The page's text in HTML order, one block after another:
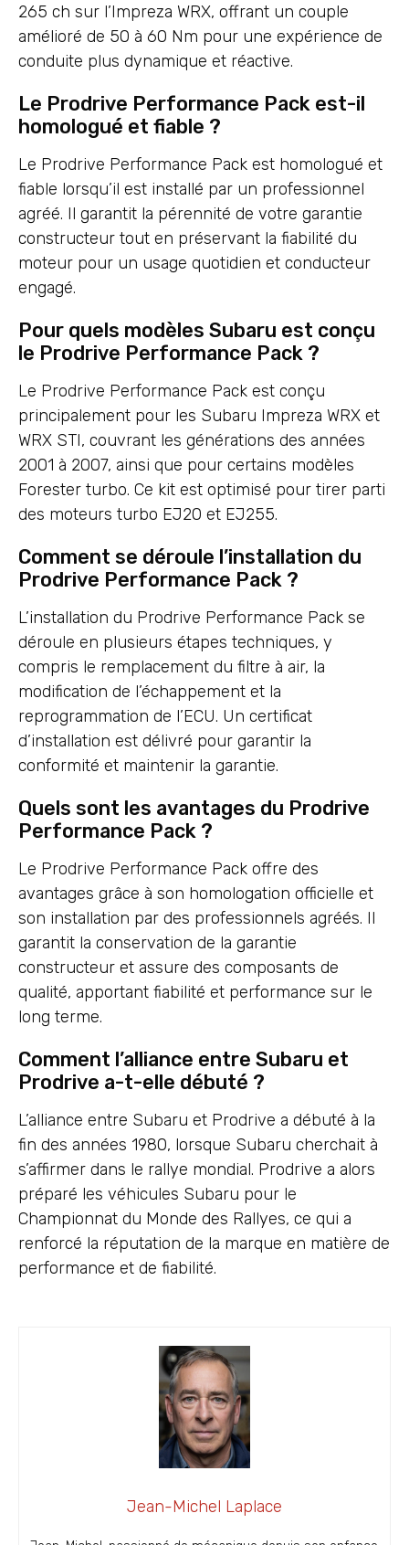
265 ch sur l’Impreza WRX, offrant un couple
amélioré de 50 à 60 Nm pour une expérience de
conduite plus dynamique et réactive.
Le Prodrive Performance Pack est-il
homologué et fiable ?
Le Prodrive Performance Pack est homologué et
fiable lorsqu’il est installé par un professionnel
agréé. Il garantit la pérennité de votre garantie
constructeur tout en préservant la fiabilité du
moteur pour un usage quotidien et conducteur
engagé.
Pour quels modèles Subaru est conçu
le Prodrive Performance Pack ?
Le Prodrive Performance Pack est conçu
principalement pour les Subaru Impreza WRX et
WRX STI, couvrant les générations des années
2001 à 2007, ainsi que pour certains modèles
Forester turbo. Ce kit est optimisé pour tirer parti
des moteurs turbo EJ20 et EJ255.
Comment se déroule l’installation du
Prodrive Performance Pack ?
L’installation du Prodrive Performance Pack se
déroule en plusieurs étapes techniques, y
compris le remplacement du filtre à air, la
modification de l’échappement et la
reprogrammation de l’ECU. Un certificat
d’installation est délivré pour garantir la
conformité et maintenir la garantie.
Quels sont les avantages du Prodrive
Performance Pack ?
Le Prodrive Performance Pack offre des
avantages grâce à son homologation officielle et
son installation par des professionnels agréés. Il
garantit la conservation de la garantie
constructeur et assure des composants de
qualité, apportant fiabilité et performance sur le
long terme.
Comment l’alliance entre Subaru et
Prodrive a-t-elle débuté ?
L’alliance entre Subaru et Prodrive a débuté à la
fin des années 1980, lorsque Subaru cherchait à
s’affirmer dans le rallye mondial. Prodrive a alors
préparé les véhicules Subaru pour le
Championnat du Monde des Rallyes, ce qui a
renforcé la réputation de la marque en matière de
performance et de fiabilité.
Jean-Michel Laplace